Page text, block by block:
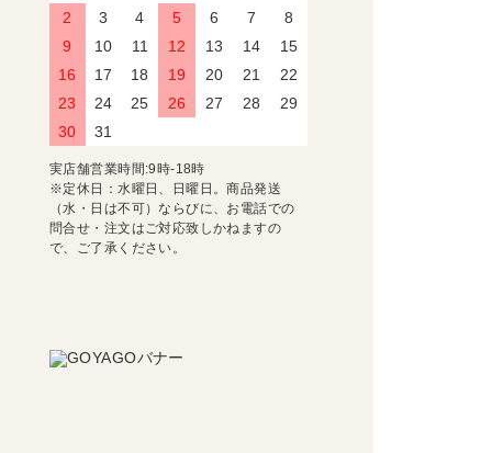
2
3 4 5 6 7
8
9
10 11 12 13 14
15
16
17 18 19 20 21
22
23
24 25 26 27 28
29
30
31
実店舗営業時間:9時-18時
※定休日：水曜日、日曜日。商品発送
（水・日は不可）ならびに、お電話での
問合せ・注文はご対応致しかねますの
で、ご了承ください。